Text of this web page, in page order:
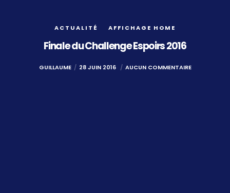
ACTUALITÉ AFFICHAGE HOME
Finale du Challenge Espoirs 2016
GUILLAUME 28 JUIN 2016 AUCUN COMMENTAIRE